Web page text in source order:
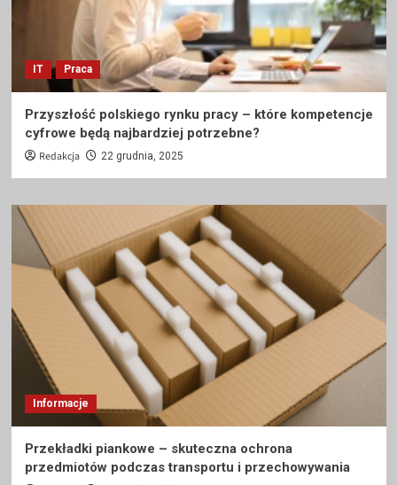
IT Praca
Przyszłość polskiego rynku pracy – które kompetencje
cyfrowe będą najbardziej potrzebne?
Redakcja 22 grudnia, 2025
Informacje
Przekładki piankowe – skuteczna ochrona
przedmiotów podczas transportu i przechowywania